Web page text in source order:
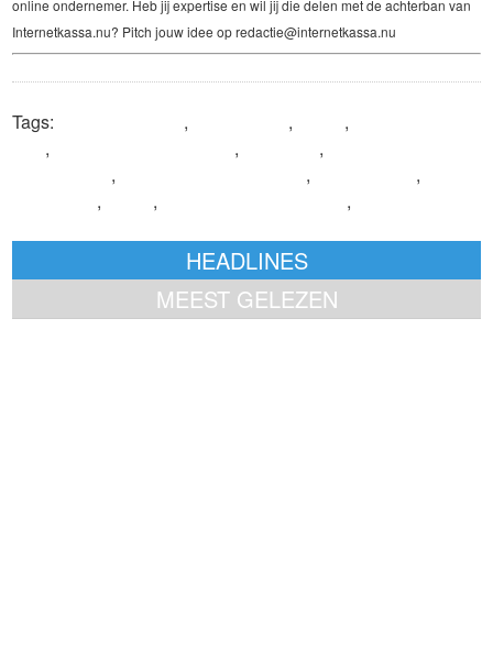
online ondernemer. Heb jij expertise en wil jij die delen met de achterban van
Internetkassa.nu? Pitch jouw idee op redactie@internetkassa.nu
Tags: , , ,
, , ,
, ,
,
, , ,
HEADLINES
MEEST GELEZEN